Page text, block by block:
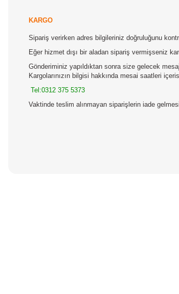
KARGO
Sipariş verirken adres bilgileriniz doğruluğunu
Eğer hizmet dışı bir aladan sipariş vermişseniz
Gönderiminiz yapıldıktan sonra size gelecek
Kargolarınızın bilgisi hakkında mesai saatleri
Tel:0312 375 5373
Vaktinde teslim alınmayan siparişlerin iade